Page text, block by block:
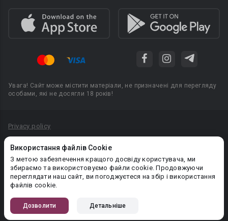
Використання файлів Cookie
З метою забезпечення кращого досвіду користувача, ми
збираємо та використовуємо файли cookie. Продовжуючи
переглядати наш сайт, ви погоджуєтеся на збір і використання
файлів cookie.
Дозволити Детальніше
Увага! Сайт може містити матеріали, не призначені для перегляду
особами, які не досягли 18 років!
Privacy policy
Політика конфіденційності
Правила публікації авторського контенту
PR-вiддiл: pr@booknet.com
© 2026 Booknet. Всі права захищено.